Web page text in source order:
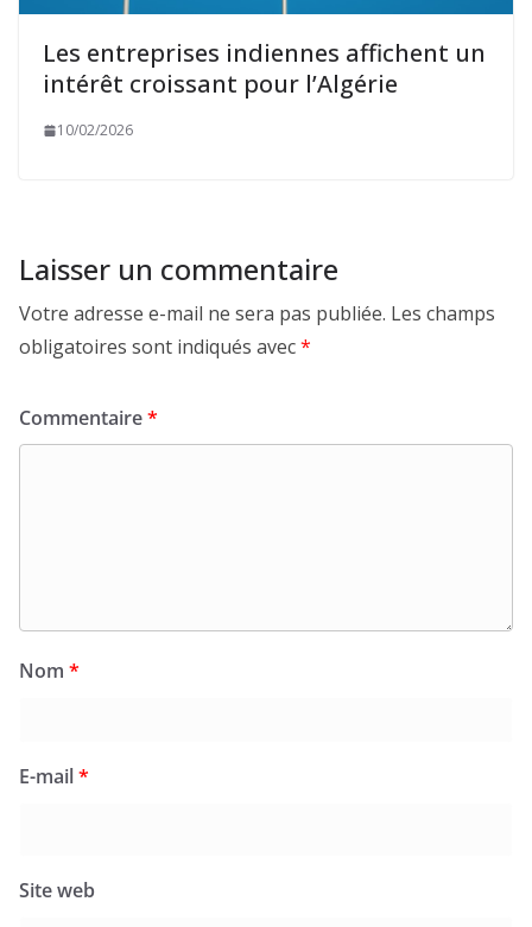
Les entreprises indiennes affichent un
intérêt croissant pour l’Algérie
10/02/2026
Laisser un commentaire
Votre adresse e-mail ne sera pas publiée. Les champs
obligatoires sont indiqués avec*
Commentaire*
Nom *
E-mail*
Site web